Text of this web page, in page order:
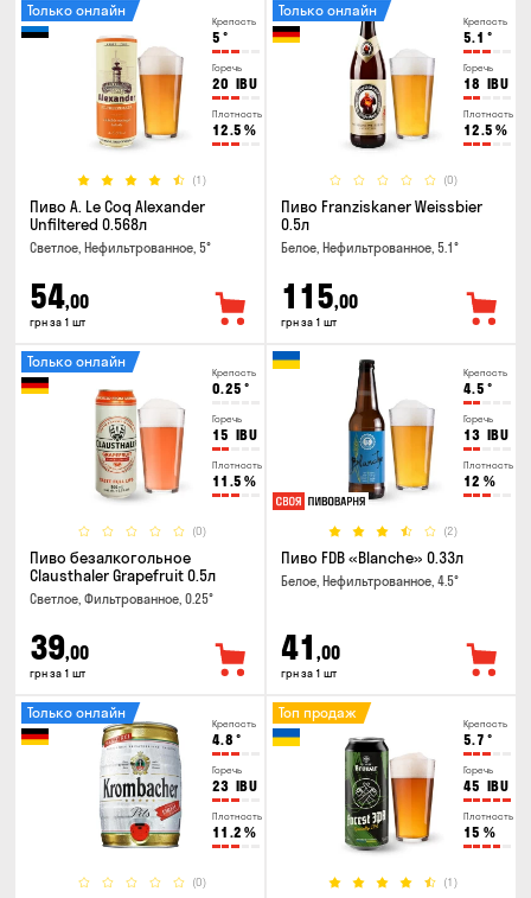
Крепость
5 °
Горечь
20 IBU
Плотность
12.5 %
(1)
Только онлайн
Пиво A. Le Coq Alexander
Unfiltered 0.568л
Светлое, Нефильтрованное, 5°
54,00
грн за 1 шт
Крепость
5.1 °
Горечь
18 IBU
Плотность
12.5 %
(0)
Только онлайн
Пиво Franziskaner Weissbier
0.5л
Белое, Нефильтрованное, 5.1°
115,00
грн за 1 шт
Крепость
0.25 °
Горечь
15 IBU
Плотность
11.5 %
(0)
Только онлайн
Пиво безалкогольное
Clausthaler Grapefruit 0.5л
Светлое, Фильтрованное, 0.25°
39,00
грн за 1 шт
Крепость
4.5 °
Горечь
13 IBU
Плотность
12 %
(2)
Пиво FDB «Blanche» 0.33л
Белое, Нефильтрованное, 4.5°
41 ,00
грн за 1 шт
Крепость
4.8 °
Горечь
23 IBU
Плотность
11.2 %
(0)
Только онлайн
Крепость
5.7 °
Горечь
45 IBU
Плотность
15 %
(1)
Топ продаж